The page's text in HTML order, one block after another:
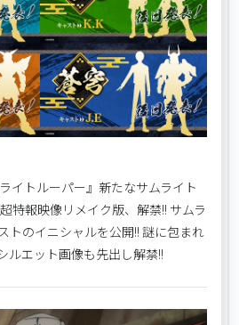
イトルーパー』新たなサムライト
特報映像リメイク版、解禁!! サムラ
トのイニシャルを公開!! 謎に包まれ
ルエット画像も先出し解禁!!